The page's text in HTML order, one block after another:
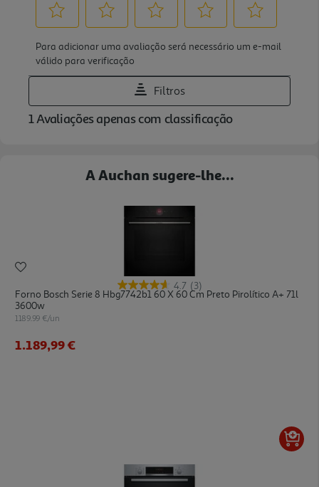
A Auchan sugere-lhe...
4.7 (3)
Forno Bosch Serie 8 Hbg7742b1 60 X 60 Cm Preto Pirolítico A+ 71l
3600w
1189.99 €/un
1.189,99 €